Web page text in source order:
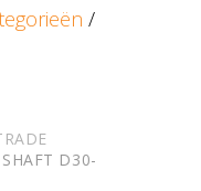
/
D30-